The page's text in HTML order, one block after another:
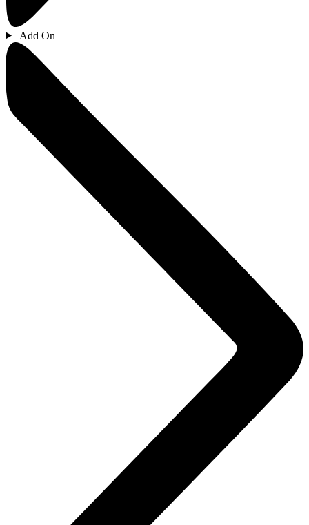
Add On